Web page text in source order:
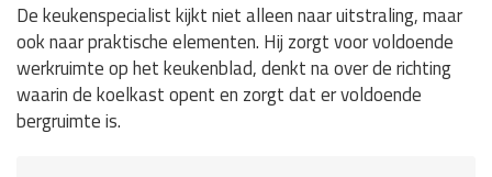
De keukenspecialist kijkt niet alleen naar uitstraling, maar
ook naar praktische elementen. Hij zorgt voor voldoende
werkruimte op het keukenblad, denkt na over de richting
waarin de koelkast opent en zorgt dat er voldoende
bergruimte is.